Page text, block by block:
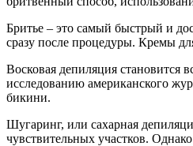
Бритье – это самый быстрый и
сразу после процедуры. Кремы
Восковая депиляция становится
исследованию американского
бикини.
Шугаринг, или сахарная
чувствительных участков.